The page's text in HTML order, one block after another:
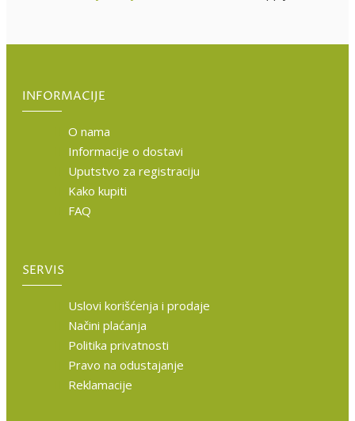
INFORMACIJE
O nama
Informacije o dostavi
Uputstvo za registraciju
Kako kupiti
FAQ
SERVIS
Uslovi korišćenja i prodaje
Načini plaćanja
Politika privatnosti
Pravo na odustajanje
Reklamacije